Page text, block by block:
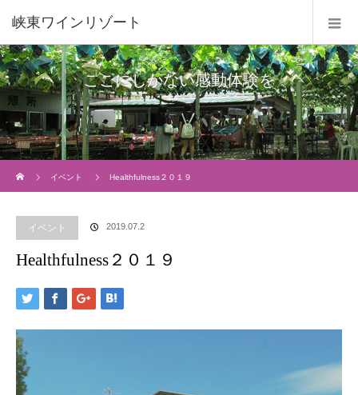
峡東ワインリゾート
ここにしかない感動体験を
イベント
Healthfulness２０１９
イベント 2019.07.2
Healthfulness２０１９